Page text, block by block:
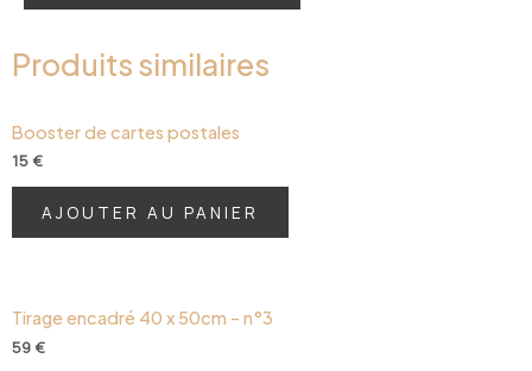
encadré
x
-
n°9
Produits similaires
Booster de cartes postales
15 €
AJOUTER AU PANIER
Tirage encadré 40 x 50cm – n°3
59 €